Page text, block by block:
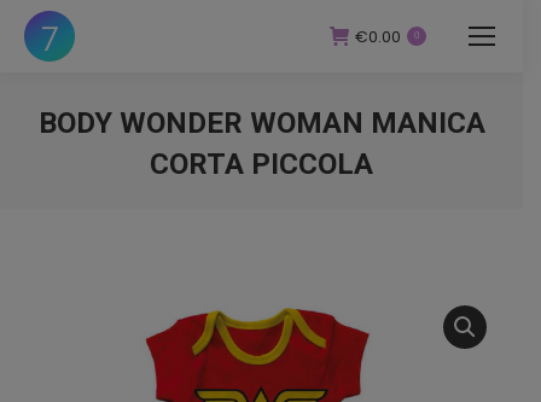
€0.00 0
BODY WONDER WOMAN MANICA
CORTA PICCOLA